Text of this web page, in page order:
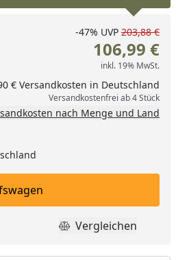
erhöhen
-47% UVP 203,88 €
106,99 €
inkl. 19% MwSt.
€ Versandkosten in Deutschland
Versandkostenfrei ab 4 Stück
nach Menge und Land
Einkaufswagen legen
Produkt
Vergleichen